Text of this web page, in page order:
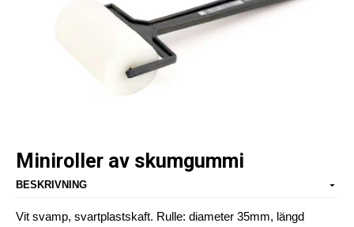
Miniroller av skumgummi
BESKRIVNING
Vit svamp, svartplastskaft. Rulle: diameter 35mm, längd